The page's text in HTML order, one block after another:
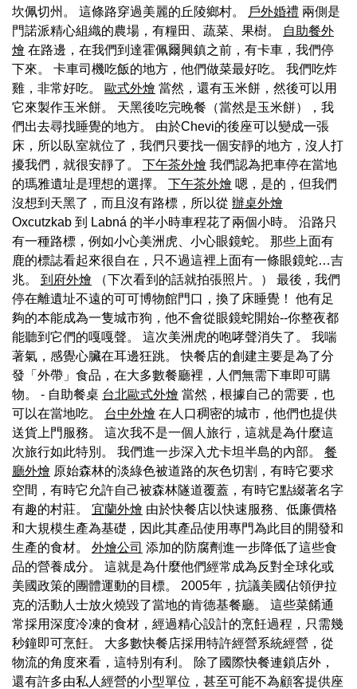
坎佩切州。 這條路穿過美麗的丘陵鄉村。
戶外婚禮 兩側是
門諾派精心組織的農場，有糧田、蔬菜、果樹。
自助餐外
燴 在路邊，在我們到達霍佩爾興鎮之前，有卡車，我們停
下來。 卡車司機吃飯的地方，他們做菜最好吃。 我們吃炸
雞，非常好吃。
歐式外燴 當然，還有玉米餅，然後可以用
它來製作玉米餅。 天黑後吃完晚餐（當然是玉米餅），我
們出去尋找睡覺的地方。 由於Chevi的後座可以變成一張
床，所以臥室就位了，我們只要找一個安靜的地方，沒人打
擾我們，就很安靜了。 下午茶外燴 我們認為把車停在當地
的瑪雅遺址是理想的選擇。 下午茶外燴 嗯，是的，但我們
沒想到天黑了，而且沒有路標，所以從 辦桌外燴
Oxcutzkab 到 Labná 的半小時車程花了兩個小時。 沿路只
有一種路標，例如小心美洲虎、小心眼鏡蛇。 那些上面有
鹿的標誌看起來很自在，只不過這裡上面有一條眼鏡蛇…吉
兆。 到府外燴 （下次看到的話就拍張照片。） 最後，我們
停在離遺址不遠的可可博物館門口，換了床睡覺！ 他有足
夠的本能成為一隻城市狗，他不會從眼鏡蛇開始--你整夜都
能聽到它們的嘎嘎聲。 這次美洲虎的咆哮聲消失了。 我喘
著氣，感覺心臟在耳邊狂跳。 快餐店的創建主要是為了分
發「外帶」食品，在大多數餐廳裡，人們無需下車即可購
物。 - 自助餐桌 台北歐式外燴 當然，根據自己的需要，也
可以在當地吃。 台中外燴 在人口稠密的城市，他們也提供
送貨上門服務。 這次我不是一個人旅行，這就是為什麼這
次旅行如此特別。 我們進一步深入尤卡坦半島的內部。 餐
廳外燴 原始森林的淡綠色被道路的灰色切割，有時它要求
空間，有時它允許自己被森林隧道覆蓋，有時它點綴著名字
有趣的村莊。 宜蘭外燴 由於快餐店以快速服務、低廉價格
和大規模生產為基礎，因此其產品使用專門為此目的開發和
生產的食材。 外燴公司 添加的防腐劑進一步降低了這些食
品的營養成分。 這就是為什麼他們經常成為反對全球化或
美國政策的團體運動的目標。 2005年，抗議美國佔領伊拉
克的活動人士放火燒毀了當地的肯德基餐廳。 這些菜餚通
常採用深度冷凍的食材，經過精心設計的烹飪過程，只需幾
秒鐘即可烹飪。 大多數快餐店採用特許經營系統經營，從
物流的角度來看，這特別有利。 除了國際快餐連鎖店外，
還有許多由私人經營的小型單位，甚至可能不為顧客提供座